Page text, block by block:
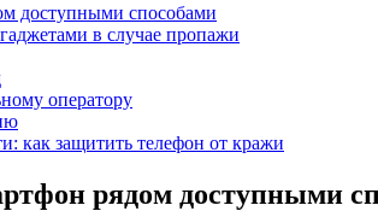
доступными способами
в случае пропажи
оператору
как защитить телефон от кражи
рядом доступными